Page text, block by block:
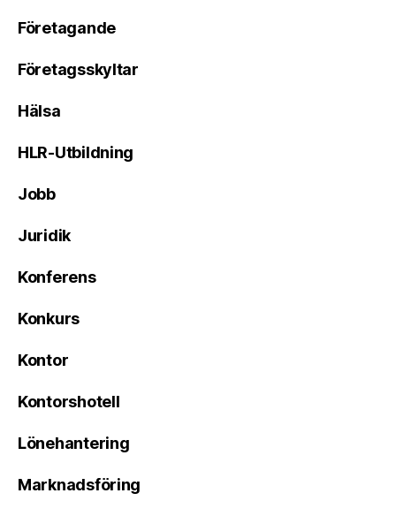
Företagande
Företagsskyltar
Hälsa
HLR-Utbildning
Jobb
Juridik
Konferens
Konkurs
Kontor
Kontorshotell
Lönehantering
Marknadsföring